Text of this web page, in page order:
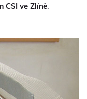
CSI ve Zlíně.